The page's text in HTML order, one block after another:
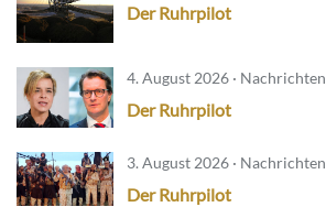
Der Ruhrpilot
4. August 2026 · Nachrichten
Der Ruhrpilot
3. August 2026 · Nachrichten
Der Ruhrpilot